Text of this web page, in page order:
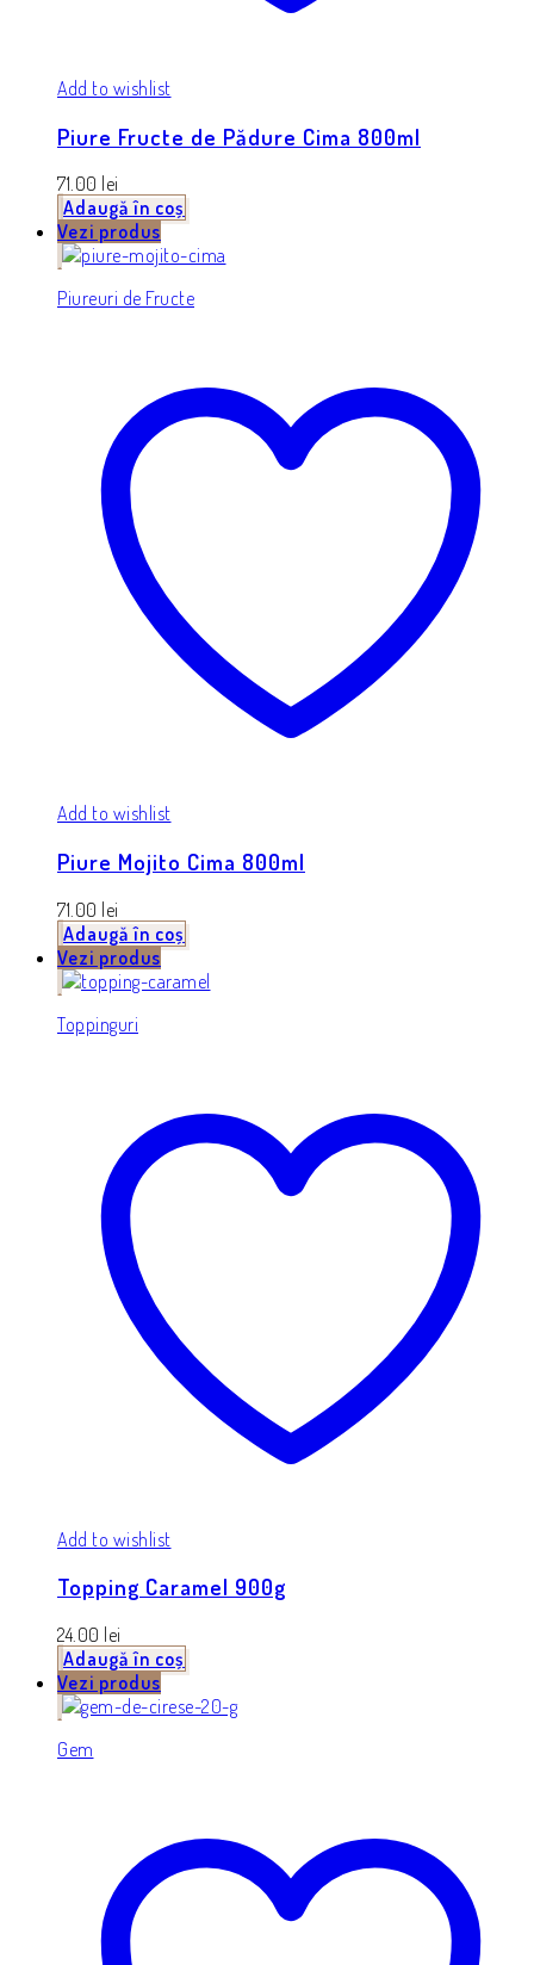
Add to wishlist
Piure Fructe de Pădure Cima 800ml
71.00 lei
Adaugă în coș
Vezi produs
Piureuri de Fructe
Add to wishlist
Piure Mojito Cima 800ml
71.00 lei
Adaugă în coș
Vezi produs
Toppinguri
Add to wishlist
Topping Caramel 900g
24.00 lei
Adaugă în coș
Vezi produs
Gem